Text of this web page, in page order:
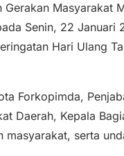
Gerakan Masyarakat
Senin, 22 Januari
Hari Ulang
Forkopimda,
Daerah, Kepala
serta